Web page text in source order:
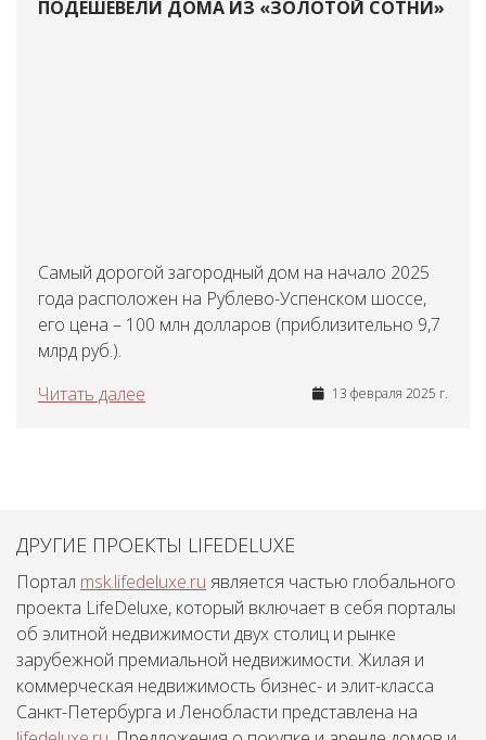
ПОДЕШЕВЕЛИ ДОМА ИЗ «ЗОЛОТОЙ СОТНИ»
Самый дорогой загородный дом на начало 2025
года расположен на Рублево-Успенском шоссе,
его цена – 100 млн долларов (приблизительно 9,7
млрд руб.).
Читать далее
13 февраля 2025 г.
ДРУГИЕ ПРОЕКТЫ LIFEDELUXE
Портал msk.lifedeluxe.ru является частью глобального
проекта LifeDeluxe, который включает в себя порталы
об элитной недвижимости двух столиц и рынке
зарубежной премиальной недвижимости. Жилая и
коммерческая недвижимость бизнес- и элит-класса
Санкт-Петербурга и Ленобласти представлена на